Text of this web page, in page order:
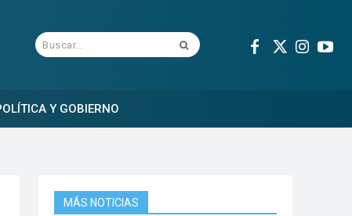
Buscar...
Y GOBIERNO
MÁS NOTICIAS